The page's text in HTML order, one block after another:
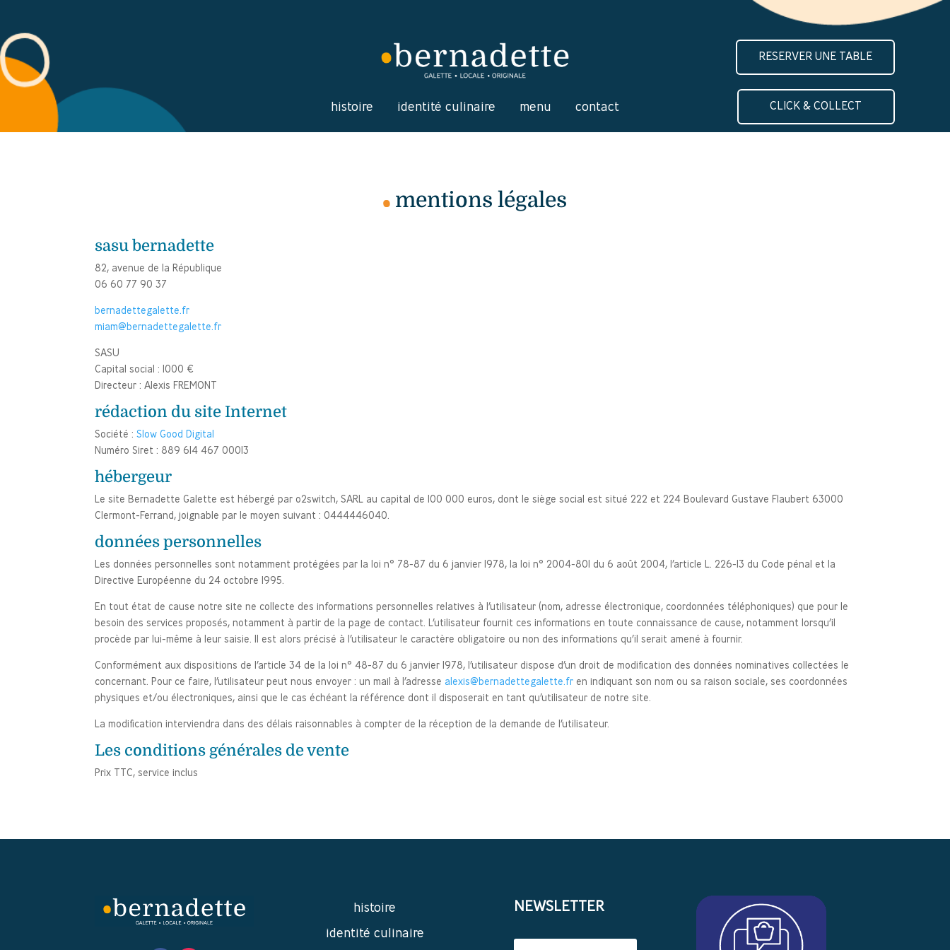
histoire identité culinaire menu contact
RESERVER UNE TABLE
CLICK & COLLECT
mentions légales
sasu bernadette
82, avenue de la République
06 60 77 90 37
bernadettegalette.fr
miam@bernadettegalette.fr
SASU
Capital social : 1000 €
Directeur : Alexis FREMONT
rédaction du site Internet
Société :Slow Good Digital
Numéro Siret : 889 614 467 00013
hébergeur
Le site Bernadette Galette est hébergé par o2switch, SARL au capital de 100 000 euros, dont le siège social est situé 222 et 224 Boulevard Gustave Flaubert 63000
Clermont-Ferrand, joignable par le moyen suivant : 0444446040.
données personnelles
Les données personnelles sont notamment protégées par la loi n° 78-87 du 6 janvier 1978, la loi n° 2004-801 du 6 août 2004, l’article L. 226-13 du Code pénal et la
Directive Européenne du 24 octobre 1995.
En tout état de cause notre site ne collecte des informations personnelles relatives à l’utilisateur (nom, adresse électronique, coordonnées téléphoniques) que pour le
besoin des services proposés, notamment à partir de la page de contact. L’utilisateur fournit ces informations en toute connaissance de cause, notamment lorsqu’il
procède par lui-même à leur saisie. Il est alors précisé à l’utilisateur le caractère obligatoire ou non des informations qu’il serait amené à fournir.
Conformément aux dispositions de l’article 34 de la loi n° 48-87 du 6 janvier 1978, l’utilisateur dispose d’un droit de modification des données nominatives collectées le
concernant. Pour ce faire, l’utilisateur peut nous envoyer : un mail à l’adresse alexis@bernadettegalette.fr en indiquant son nom ou sa raison sociale, ses coordonnées
physiques et/ou électroniques, ainsi que le cas échéant la référence dont il disposerait en tant qu’utilisateur de notre site.
La modification interviendra dans des délais raisonnables à compter de la réception de la demande de l’utilisateur.
Les conditions générales de vente
Prix TTC, service inclus
histoire
identité culinaire
NEWSLETTER